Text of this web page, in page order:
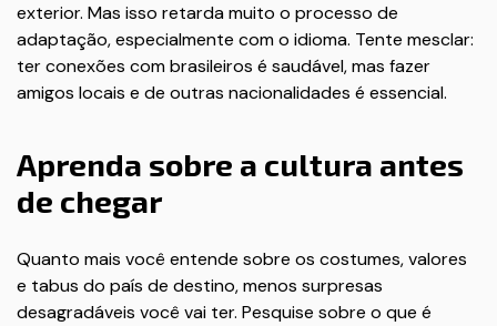
exterior. Mas isso retarda muito o processo de
adaptação, especialmente com o idioma. Tente mesclar:
ter conexões com brasileiros é saudável, mas fazer
amigos locais e de outras nacionalidades é essencial.
Aprenda sobre a cultura antes
de chegar
Quanto mais você entende sobre os costumes, valores
e tabus do país de destino, menos surpresas
desagradáveis você vai ter. Pesquise sobre o que é